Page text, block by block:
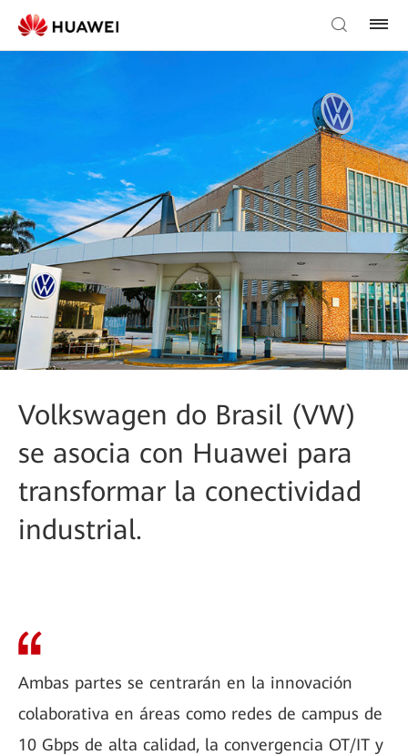
Volkswagen do Brasil (VW)
se asocia con Huawei para
transformar la conectividad
industrial.
Ambas partes se centrarán en la innovación
colaborativa en áreas como redes de campus de
10 Gbps de alta calidad, la convergencia OT/IT y